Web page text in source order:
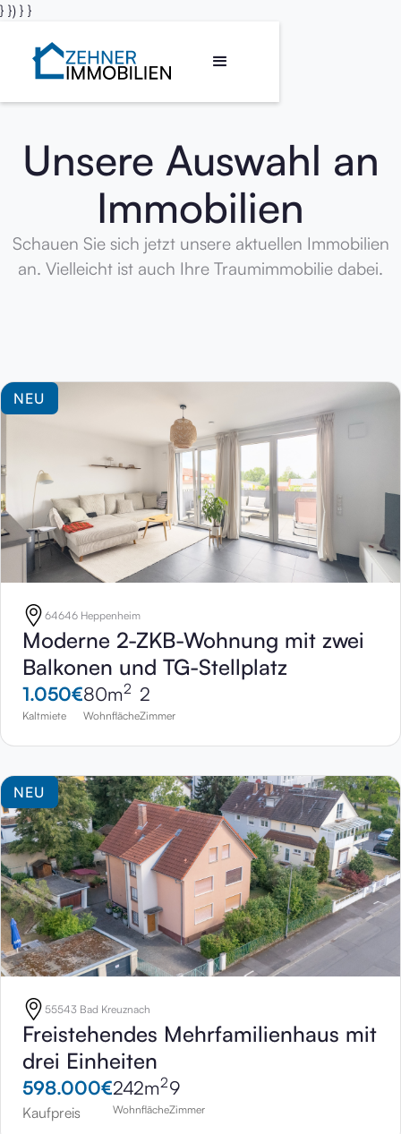
} }) } }
Unsere Auswahl an
Immobilien
Schauen Sie sich jetzt unsere aktuellen Immobilien
an. Vielleicht ist auch Ihre Traumimmobilie dabei.
NEU
64646 Heppenheim
Moderne 2-ZKB-Wohnung mit zwei
Balkonen und TG-Stellplatz
1.050€
Kaltmiete
80m2
Wohnfläche
2
Zimmer
NEU
55543 Bad Kreuznach
Freistehendes Mehrfamilienhaus mit
drei Einheiten
598.000€
Kaufpreis
242m2
Wohnfläche
9
Zimmer